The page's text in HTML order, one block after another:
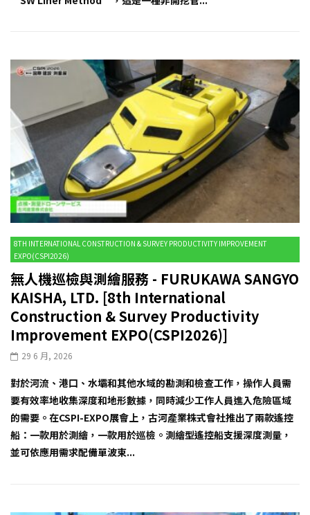
8TH INTERNATIONAL CONSTRUCTION & SURVEY PRODUCTIVITY IMPROVEMENT
EXPO(CSPI2026)
無人機巡檢與測繪服務 - FURUKAWA SANGYO
KAISHA, LTD. [8th International
Construction & Survey Productivity
Improvement EXPO(CSPI2026)]
29 6 月, 2026
對於河流、港口、水壩和其他水域的勘測和檢查工作，操作人員需
要有效率地收集深度和地形數據，同時減少工作人員進入危險區域
的需要。在CSPI-EXPO展會上，古河產業株式會社推出了兩款遙控
船：一款用於測繪，一款用於巡檢。測繪型遙控船支援深度測量，
並可依應用需求配備單波束...